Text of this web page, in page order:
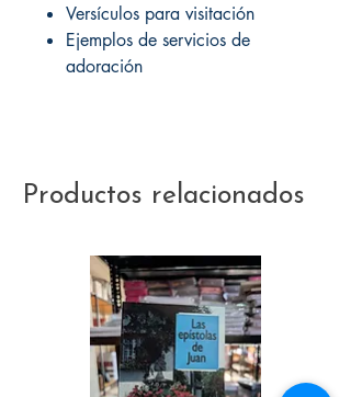
Versículos para visitación
Ejemplos de servicios de
adoración
Productos relacionados